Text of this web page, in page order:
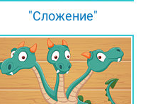
"Сложение"